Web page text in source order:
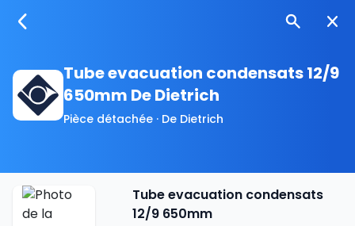
Tube evacuation condensats 12/9
650mm De Dietrich
Pièce détachée · De Dietrich
Tube evacuation condensats
12/9 650mm